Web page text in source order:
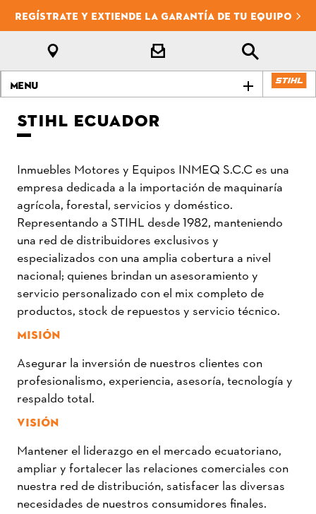
REGÍSTRATE Y EXTIENDE LA GARANTÍA DE TU EQUIPO
Menu
STIHL ECUADOR
Inmuebles Motores y Equipos INMEQ S.C.C es una
empresa dedicada a la importación de maquinaría
agrícola, forestal, servicios y doméstico.
Representando a STIHL desde 1982, manteniendo
una red de distribuidores exclusivos y
especializados con una amplia cobertura a nivel
nacional; quienes brindan un asesoramiento y
servicio personalizado con el mix completo de
productos, stock de repuestos y servicio técnico.
MISIÓN
Asegurar la inversión de nuestros clientes con
profesionalismo, experiencia, asesoría, tecnología y
respaldo total.
VISIÓN
Mantener el liderazgo en el mercado ecuatoriano,
ampliar y fortalecer las relaciones comerciales con
nuestra red de distribución, satisfacer las diversas
necesidades de nuestros consumidores finales.